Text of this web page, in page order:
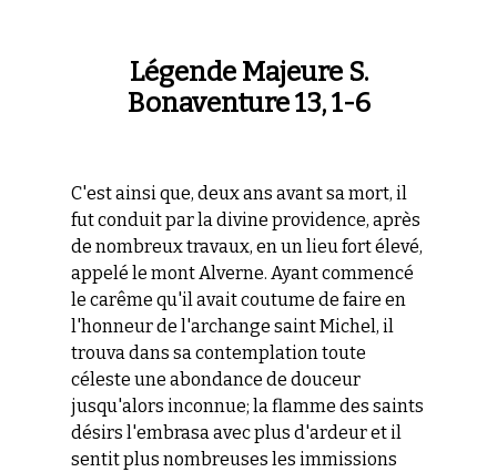
Légende Majeure S.
Bonaventure 13, 1-6
C'est ainsi que, deux ans avant sa mort, il
fut conduit par la divine providence, après
de nombreux travaux, en un lieu fort élevé,
appelé le mont Alverne. Ayant commencé
le carême qu'il avait coutume de faire en
l'honneur de l'archange saint Michel, il
trouva dans sa contemplation toute
céleste une abondance de douceur
jusqu'alors inconnue; la flamme des saints
désirs l'embrasa avec plus d'ardeur et il
sentit plus nombreuses les immissions